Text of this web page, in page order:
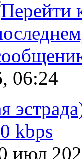
06:24
kbps
июл